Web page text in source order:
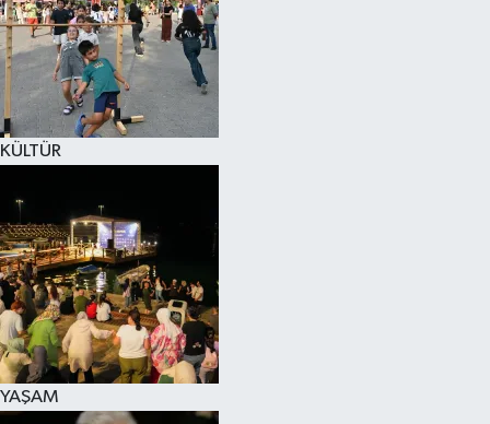
KÜLTÜR
YAŞAM
SPOR
KÜLTÜR SANAT
FRAGMANLAR